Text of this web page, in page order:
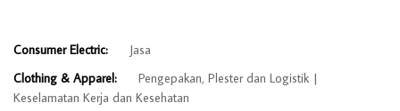
Consumer Electric:
Jasa
Clothing & Apparel:
Pengepakan, Plester dan Logistik
Keselamatan Kerja dan Kesehatan